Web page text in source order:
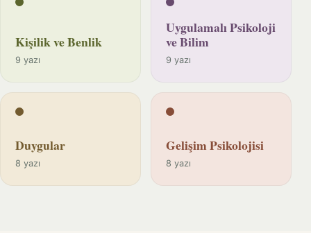
Kişilik ve Benlik
9 yazı
Uygulamalı Psikoloji
ve Bilim
9 yazı
Duygular
8 yazı
Gelişim Psikolojisi
8 yazı